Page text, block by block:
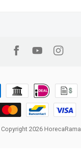
2026 HorecaRama